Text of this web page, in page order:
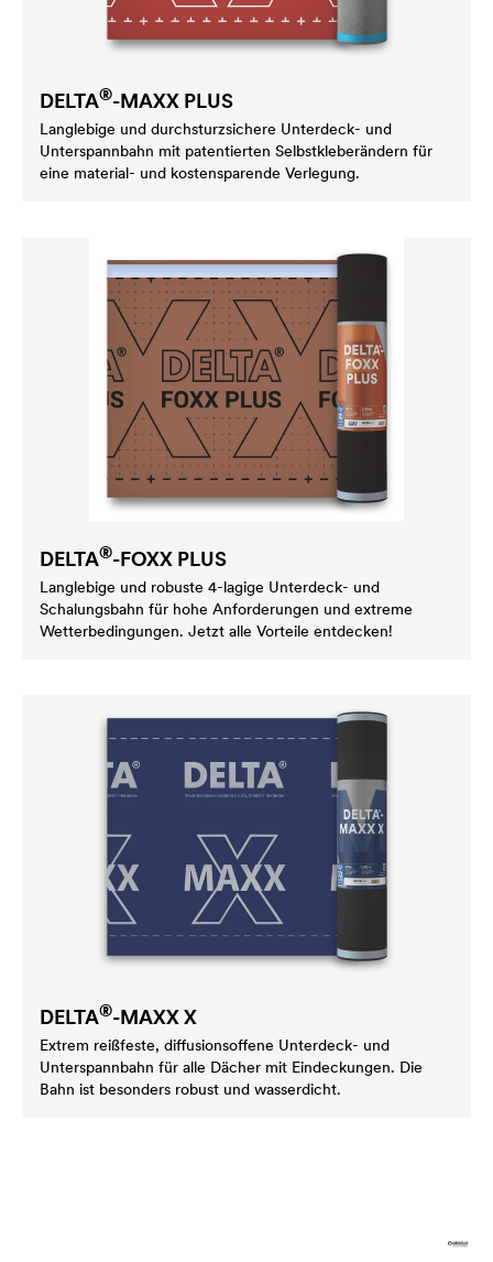
DELTA®-MAXX PLUS
Langlebige und durchsturzsichere Unterdeck- und
Unterspannbahn mit patentierten Selbstkleberändern für
eine material- und kostensparende Verlegung.
DELTA®-FOXX PLUS
Langlebige und robuste 4-lagige Unterdeck- und
Schalungsbahn für hohe Anforderungen und extreme
Wetterbedingungen. Jetzt alle Vorteile entdecken!
DELTA®-MAXX X
Extrem reißfeste, diffusionsoffene Unterdeck- und
Unterspannbahn für alle Dächer mit Eindeckungen. Die
Bahn ist besonders robust und wasserdicht.